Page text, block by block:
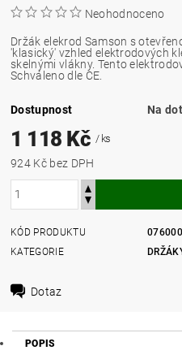
Neohodnoceno
Držák elekrod Samson s
'klasický' vzhled elektrodových
skelnými vlákny. Tento
Schváleno dle CE.
Dostupnost Na
1 118 Kč / ks
924 Kč bez DPH
KÓD PRODUKTU
KATEGORIE
Dotaz
POPIS